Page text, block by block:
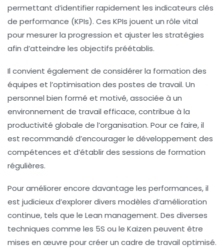
permettant d’identifier rapidement les indicateurs clés
de performance (KPIs). Ces KPIs jouent un rôle vital
pour mesurer la progression et ajuster les stratégies
afin d’atteindre les objectifs préétablis.
Il convient également de considérer la formation des
équipes et l’optimisation des postes de travail. Un
personnel bien formé et motivé, associée à un
environnement de travail efficace, contribue à la
productivité globale de l’organisation. Pour ce faire, il
est recommandé d’encourager le développement des
compétences et d’établir des sessions de formation
régulières.
Pour améliorer encore davantage les performances, il
est judicieux d’explorer divers modèles d’amélioration
continue, tels que le Lean management. Des diverses
techniques comme les 5S ou le Kaizen peuvent être
mises en œuvre pour créer un cadre de travail optimisé.